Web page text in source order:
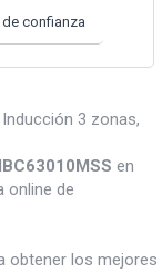
confianza
3 zonas,
en
online de
obtener los mejores